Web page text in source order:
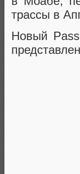
трассы в
Новый